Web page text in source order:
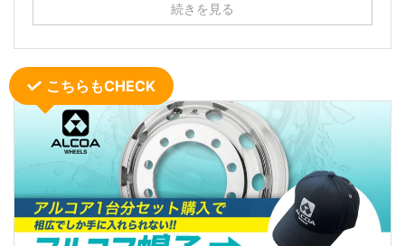
続きを見る
こちらもCHECK